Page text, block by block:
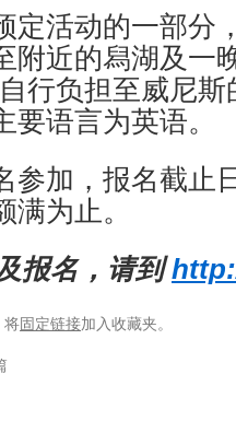
定活动的一部分
附近的舄湖及一
行负担至威尼
语言为英语。
参加，报名截止
满为止。
报名，请到
将固定链接加入收藏夹。